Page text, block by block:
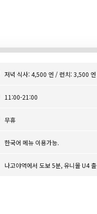
저녁 식사: 4,500 엔 / 런치: 3,500 엔
11:00-21:00
무휴
한국어 메뉴 이용가능.
나고야역에서 도보 5분, 유니몰 U4